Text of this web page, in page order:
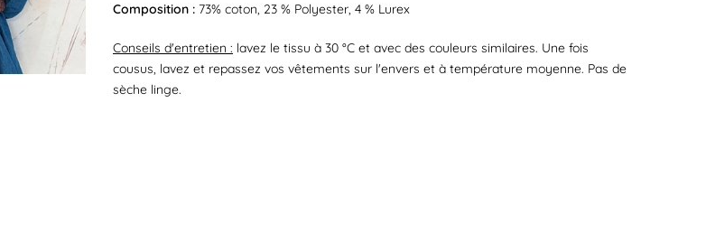
Composition : 73% coton, 23 % Polyester, 4 % Lurex
Conseils d'entretien : lavez le tissu à 30 °C et avec des couleurs similaires. Une fois
cousus, lavez et repassez vos vêtements sur l'envers et à température moyenne. Pas de
sèche linge.